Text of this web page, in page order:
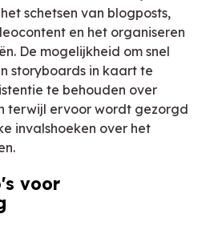
schetsen van blogposts,
en het organiseren
De mogelijkheid om snel
storyboards in kaart te
te behouden over
terwijl ervoor wordt gezorgd
invalshoeken over het
voor